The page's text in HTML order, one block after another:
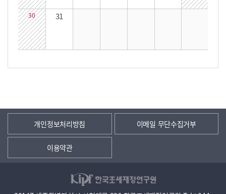
30 31
개인정보처리방침 이메일 무단수집거부
이용약관